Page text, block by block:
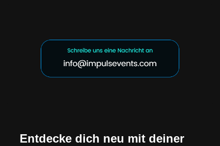
Entdecke dich neu mit deiner